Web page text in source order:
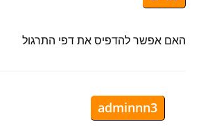
האם אפשר להדפיס את דפי התרגול
adminnn3